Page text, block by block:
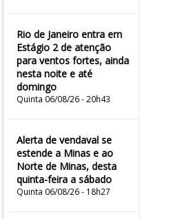
Rio de Janeiro entra em
Estágio 2 de atenção
para ventos fortes, ainda
nesta noite e até
domingo
Quinta 06/08/26 - 20h43
Alerta de vendaval se
estende a Minas e ao
Norte de Minas, desta
quinta-feira a sábado
Quinta 06/08/26 - 18h27